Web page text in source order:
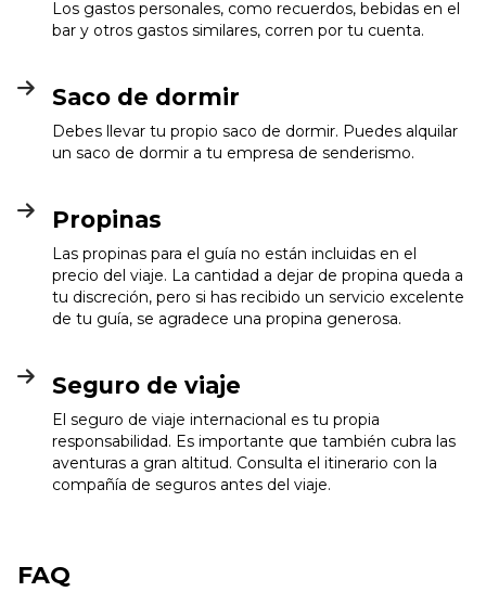
Los gastos personales, como recuerdos, bebidas en el
bar y otros gastos similares, corren por tu cuenta.
Saco de dormir
Debes llevar tu propio saco de dormir. Puedes alquilar
un saco de dormir a tu empresa de senderismo.
Propinas
Las propinas para el guía no están incluidas en el
precio del viaje. La cantidad a dejar de propina queda a
tu discreción, pero si has recibido un servicio excelente
de tu guía, se agradece una propina generosa.
Seguro de viaje
El seguro de viaje internacional es tu propia
responsabilidad. Es importante que también cubra las
aventuras a gran altitud. Consulta el itinerario con la
compañía de seguros antes del viaje.
FAQ